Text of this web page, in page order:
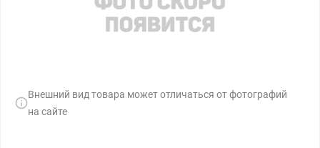
Внешний вид товара может отличаться от фотографий
на сайте